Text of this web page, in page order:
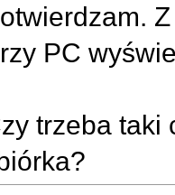
PC
trzeba taki